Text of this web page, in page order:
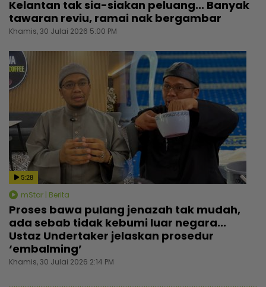
Kelantan tak sia-siakan peluang... Banyak
tawaran reviu, ramai nak bergambar
Khamis, 30 Julai 2026 5:00 PM
5:28
mStar | Berita
Proses bawa pulang jenazah tak mudah,
ada sebab tidak kebumi luar negara...
Ustaz Undertaker jelaskan prosedur
‘embalming’
Khamis, 30 Julai 2026 2:14 PM